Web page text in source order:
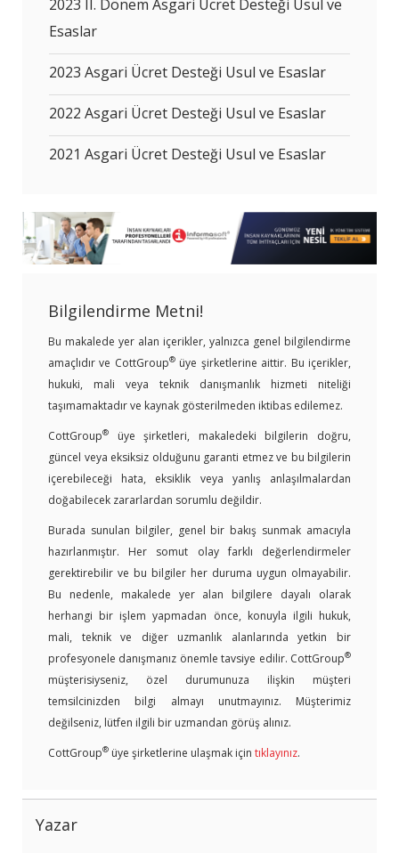
2023 II. Dönem Asgari Ücret Desteği Usul ve
Esaslar
2023 Asgari Ücret Desteği Usul ve Esaslar
2022 Asgari Ücret Desteği Usul ve Esaslar
2021 Asgari Ücret Desteği Usul ve Esaslar
Bilgilendirme Metni!
Bu makalede yer alan içerikler, yalnızca genel bilgilendirme
amaçlıdır ve CottGroup®üye şirketlerine aittir. Bu içerikler,
hukuki, mali veya teknik danışmanlık hizmeti niteliği
taşımamaktadır ve kaynak gösterilmeden iktibas edilemez.
CottGroup®
üye şirketleri, makaledeki bilgilerin doğru,
güncel veya eksiksiz olduğunu garanti etmez ve bu bilgilerin
içerebileceği hata, eksiklik veya yanlış anlaşılmalardan
doğabilecek zararlardan sorumlu değildir.
Burada sunulan bilgiler, genel bir bakış sunmak amacıyla
hazırlanmıştır. Her somut olay farklı değerlendirmeler
gerektirebilir ve bu bilgiler her duruma uygun olmayabilir.
Bu nedenle, makalede yer alan bilgilere dayalı olarak
herhangi bir işlem yapmadan önce, konuyla ilgili hukuk,
mali, teknik ve diğer uzmanlık alanlarında yetkin bir
profesyonele danışmanız önemle tavsiye edilir. CottGroup®
müşterisiyseniz, özel durumunuza ilişkin müşteri
temsilcinizden bilgi almayı unutmayınız. Müşterimiz
değilseniz, lütfen ilgili bir uzmandan görüş alınız.
CottGroup® üye şirketlerine ulaşmak için tıklayınız.
Yazar